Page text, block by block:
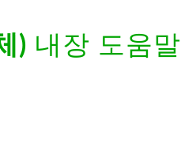
) 내장 도움말